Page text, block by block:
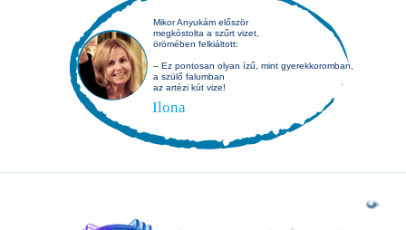
Mikor Anyukám először
megkóstolta a szűrt vizet,
örömében felkiáltott:
– Ez pontosan olyan ízű, mint gyerekkoromban,
a szülő falumban
az artézi kút vize!
Ilona